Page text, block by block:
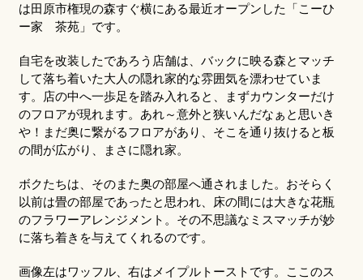
は田原市権現の森すぐ横にある最近オープンした「こーひ
ー家 茶苑」です。
自宅を改装したであろう店舗は、バックに映る森とマッチ
して落ち着いた大人の隠れ家的な雰囲気を漂わせていま
す。店の中へ一歩足を踏み入れると、まずカウンターだけ
のフロアが現れます。あれ～意外と狭いんだなぁと思いき
や！まだ奥に繋がるフロアがあり、そこを通り抜けると板
の間が広がり、まさに隠れ家。
ボクたちは、そのまた奥の部屋へ通されました。おそらく
以前は畳の部屋であったと思われ、床の間には大きな花瓶
のフラワーアレンジメント。その不思議なミスマッチが妙
に落ち着きを与えてくれるのです。
画像左はワッフル、右はメイプルトーストです。ここのス